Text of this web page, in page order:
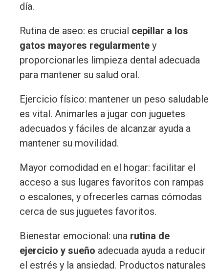
día.
Rutina de aseo: es crucial cepillar a los
gatos mayores regularmente y
proporcionarles limpieza dental adecuada
para mantener su salud oral.
Ejercicio físico: mantener un peso saludable
es vital. Animarles a jugar con juguetes
adecuados y fáciles de alcanzar ayuda a
mantener su movilidad.
Mayor comodidad en el hogar: facilitar el
acceso a sus lugares favoritos con rampas
o escalones, y ofrecerles camas cómodas
cerca de sus juguetes favoritos.
Bienestar emocional: una rutina de
ejercicio y sueño adecuada ayuda a reducir
el estrés y la ansiedad. Productos naturales